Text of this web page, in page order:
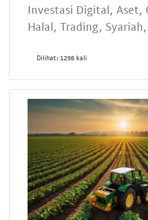
Investasi Digital, Aset,
Halal, Trading,
Dilihat: 1298 kali